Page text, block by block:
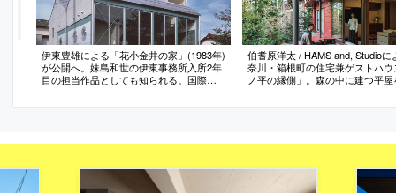
伊東豊雄による「花小金井の家」(1983年)
が公開へ。妹島和世の伊東事務所入所2年
目の担当作品としても知られる。国際文
担う
伯耆原洋太 / HAMS and, Studioに
奈川・箱根町の住宅兼ゲストハウ
ノ平の縁側」。森の中に建つ平屋
の構成に着目し、内外を繋ぐと共
と外の新たな関係に寄与